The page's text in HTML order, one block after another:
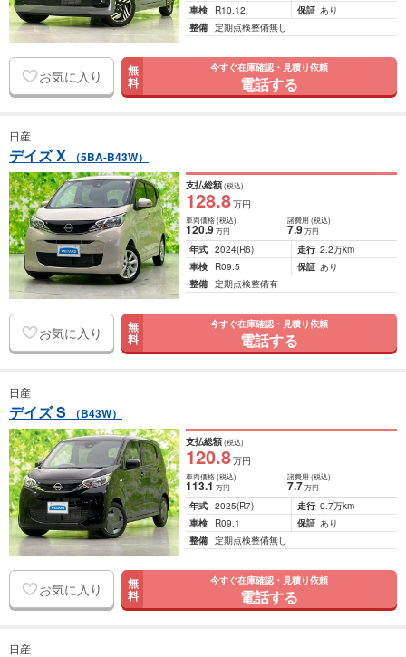
車検
R10.12 保証 あり
整備 定期点検整備無し
お気に入り 無
料
今すぐ在庫確認・見積り依頼
電話する
日産
デイズ X （5BA-B43W）
支払総額(税込)
128.8万円
車両価格(税込)
120.9万円
諸費用 (税込)
7.9 万円
年式 2024(R6) 走行 2.2万km
車検
R09.5 保証 あり
整備 定期点検整備有
お気に入り 無
料
今すぐ在庫確認・見積り依頼
電話する
日産
デイズ S （B43W）
支払総額(税込)
120.8万円
車両価格(税込)
113.1万円
諸費用 (税込)
7.7 万円
年式 2025(R7) 走行 0.7万km
車検
R09.1 保証 あり
整備 定期点検整備無し
お気に入り 無
料
今すぐ在庫確認・見積り依頼
電話する
日産